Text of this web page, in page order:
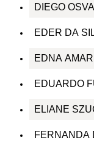
DIEGO
EDER DA
EDNA
EDUARDO
ELIANE
FERNANDA